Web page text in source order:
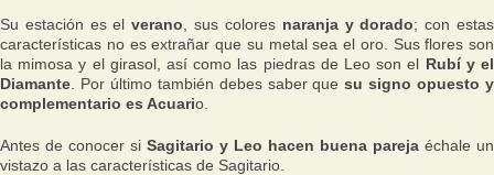
Su estación es elverano , sus colores naranja y dorado; con estas
características no es extrañar que su metal sea el oro. Sus flores son
la mimosa y el girasol, así como las piedras de Leo son el Rubí y el
Diamante . Por último también debes saber quesu signo opuesto y
complementario es Acuario.
Antes de conocer si Sagitario y Leo hacen buena pareja échale un
vistazo a las características de Sagitario.